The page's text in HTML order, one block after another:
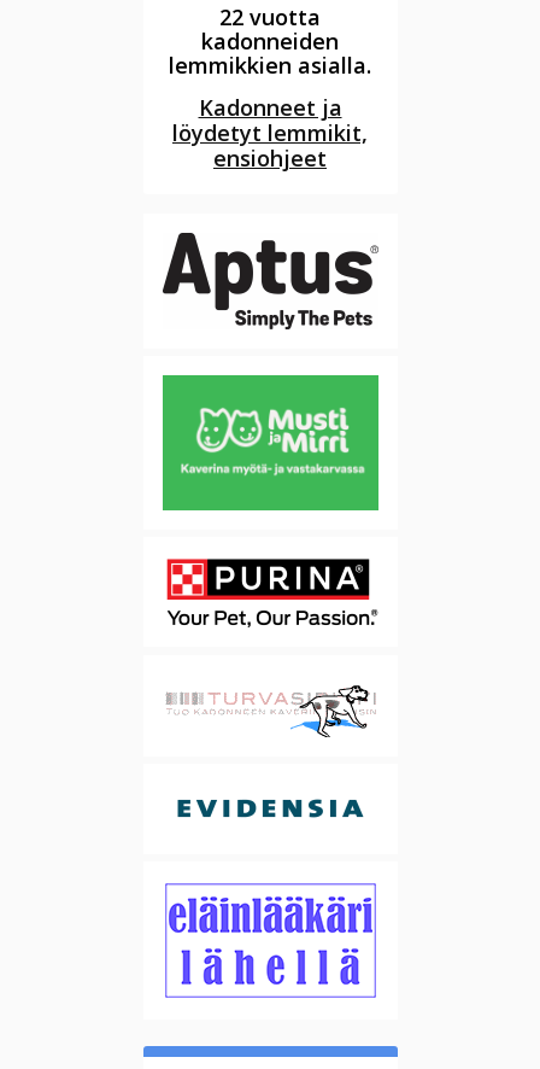
22 vuotta
kadonneiden
lemmikkien asialla.
Kadonneet ja
löydetyt lemmikit,
ensiohjeet